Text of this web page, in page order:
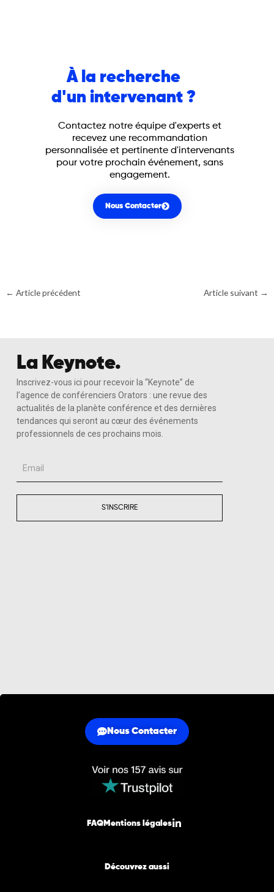
À la recherche
d'un intervenant ?
Contactez notre équipe d'experts et
recevez une recommandation
personnalisée et pertinente d'intervenants
pour votre prochain événement, sans
engagement.
Nous Contacter
← Article précédent Article suivant →
La Keynote.
Inscrivez-vous ici pour recevoir la “Keynote” de
l’agence de conférenciers Orators : une revue des
actualités de la planète conférence et des dernières
tendances qui seront au cœur des événements
professionnels de ces prochains mois.
S'INSCRIRE
Nous Contacter
FAQ Mentions légales
Découvrez aussi